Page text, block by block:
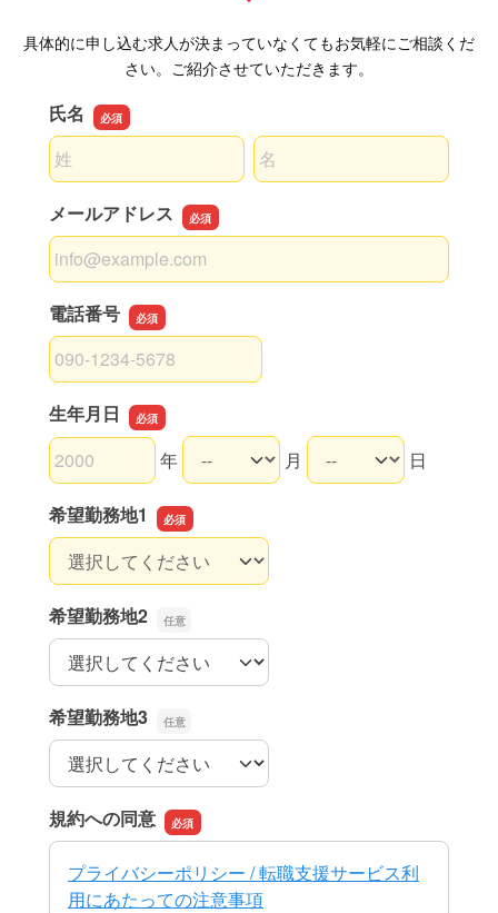
具体的に申し込む求人が決まっていなくてもお気軽にご相談くだ
さい。ご紹介させていただきます。